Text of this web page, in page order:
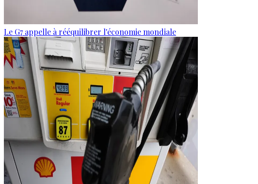
Le G7 appelle à rééquilibrer l'économie mondiale